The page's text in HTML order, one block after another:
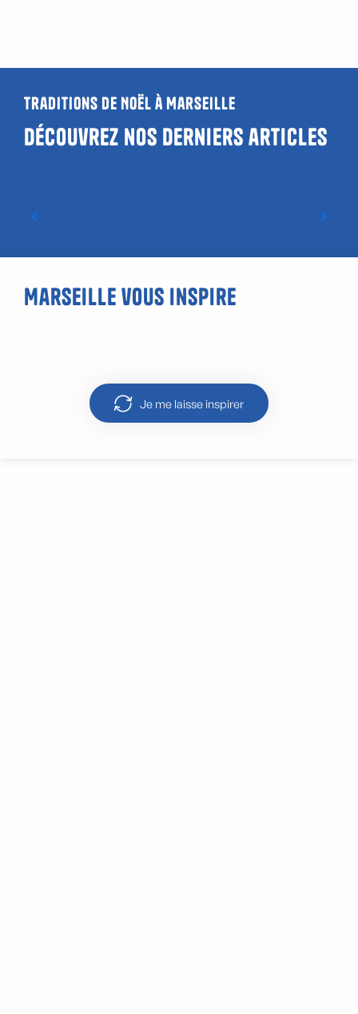
Traditions de Noël à Marseille
Découvrez nos derniers articles
Marseille vous inspire
Je me laisse inspirer